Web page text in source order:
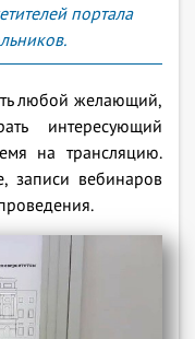
портала
любой желающий,
интересующий
на трансляцию.
записи вебинаров